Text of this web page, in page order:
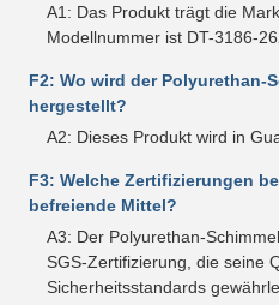
A1: Das Produkt trägt die
Modellnummer ist DT-3186-
F2: Wo wird der Polyurethan-
hergestellt?
A2: Dieses Produkt wird in
F3: Welche Zertifizierungen
befreiende Mittel?
A3: Der Polyurethan-
SGS-Zertifizierung, die seine
Sicherheitsstandards